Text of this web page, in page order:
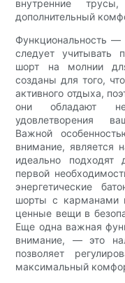
внутренние
дополнительный
Функциональность
следует учитывать
шорт на молнии
созданы для того,
активного отдыха,
они обладают
удовлетворения
Важной
внимание, является
идеально подходят
первой
энергетические
шорты с карманами
ценные вещи в
Еще одна важная
внимание, — это
позволяет
максимальный